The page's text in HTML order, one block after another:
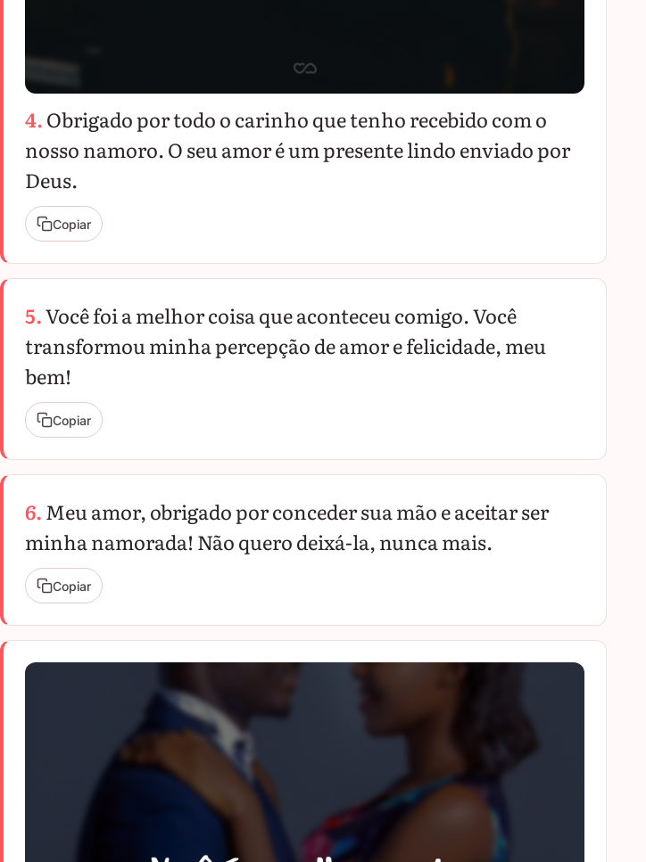
4.Obrigado por todo o carinho que tenho recebido com o
nosso namoro. O seu amor é um presente lindo enviado por
Deus.
Copiar
5.Você foi a melhor coisa que aconteceu comigo. Você
transformou minha percepção de amor e felicidade, meu
bem!
Copiar
6.Meu amor, obrigado por conceder sua mão e aceitar ser
minha namorada! Não quero deixá-la, nunca mais.
Copiar